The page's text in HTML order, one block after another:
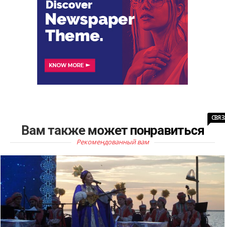
Вам также может понравиться
Рекомендованный вам